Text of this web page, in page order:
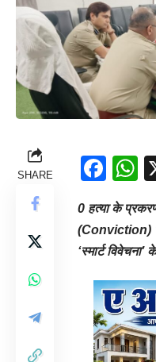
SHARE
0 हत्या के
(Conviction)
‘स्मार्ट विवेचना’